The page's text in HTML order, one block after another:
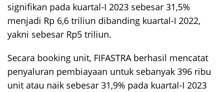
signifikan pada kuartal-I 2023 sebesar 31,5%
menjadi Rp 6,6 triliun dibanding kuartal-I 2022,
yakni sebesar Rp5 triliun.
Secara booking unit, FIFASTRA berhasil mencatat
penyaluran pembiayaan untuk sebanyak 396 ribu
unit atau naik sebesar 31,9% pada kuartal-I 2023